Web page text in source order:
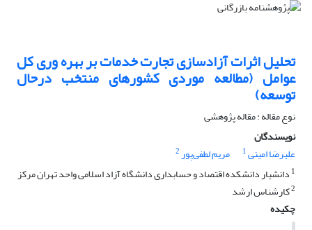
تحلیل اثرات آزادسازی تجارت خدمات بر بهره وری کل
عوامل (مطالعه موردی کشورهای منتخب درحال
توسعه)
نوع مقاله : مقاله پژوهشی
نویسندگان
علیرضا امینی1 مریم لطفی‌پور2
1 دانشیار دانشکده اقتصاد و حسابداری دانشگاه آزاد اسلامی واحد تهران مرکز
2کارشناس ارشد
چکیده